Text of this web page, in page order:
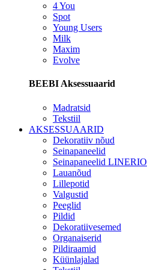
4 You
Spot
Young Users
Milk
Maxim
Evolve
BEEBI Aksessuaarid
Madratsid
Tekstiil
AKSESSUAARID
Dekoratiiv nõud
Seinapaneelid
Seinapaneelid LINERIO
Lauanõud
Lillepotid
Valgustid
Peeglid
Pildid
Dekoratiivesemed
Organaiserid
Pildiraamid
Küünlajalad